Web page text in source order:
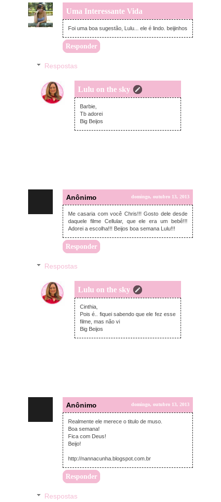
Uma Interessante Vida
domingo, outubro 13, 2013
Foi uma boa sugestão, Lulu... ele é lindo. beijinhos
Responder
Respostas
Lulu on the sky
segunda-feira, outubro 14, 2013
Barbie,
Tb adorei
Big Beijos
Anônimo domingo, outubro 13, 2013
Me casaria com você Chris!!! Gosto dele desde
daquele filme Cellular, que ele era um bebê!!!
Adorei a escolha!!! Beijos boa semana Lulu!!!
Responder
Respostas
Lulu on the sky
segunda-feira, outubro 14, 2013
Cinthia,
Pois é.. fiquei sabendo que ele fez esse
filme, mas não vi
Big Beijos
Anônimo domingo, outubro 13, 2013
Realmente ele merece o titulo de muso.
Boa semana!
Fica com Deus!
Beijo!
http://nannacunha.blogspot.com.br
Responder
Respostas